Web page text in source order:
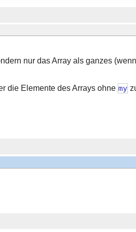
nur das Array als ganzes
die Elemente des Arrays ohne my